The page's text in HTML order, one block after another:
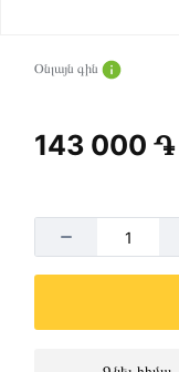
Օնլայն գին
143 000 ֏